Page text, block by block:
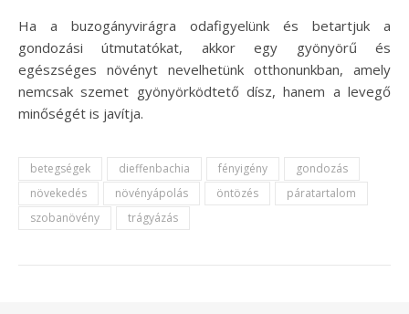
Ha a buzogányvirágra odafigyelünk és betartjuk a
gondozási útmutatókat, akkor egy gyönyörű és
egészséges növényt nevelhetünk otthonunkban, amely
nemcsak szemet gyönyörködtető dísz, hanem a levegő
minőségét is javítja.
betegségek dieffenbachia fényigény
gondozás
növekedés
növényápolás öntözés
páratartalom
szobanövény
trágyázás